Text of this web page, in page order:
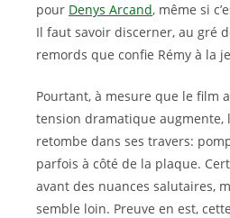
pour Denys Arcand, même si
Il faut savoir discerner, au gré
remords que confie Rémy à la
Pourtant, à mesure que le film
tension dramatique augmente,
retombe dans ses travers:
parfois à côté de la plaque.
avant des nuances salutaires,
semble loin. Preuve en est,